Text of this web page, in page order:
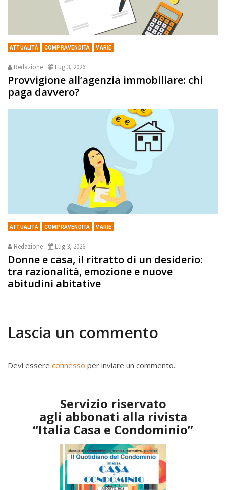
ATTUALITÀ COMPRAVENDITA VARIE
Redazione Lug 3, 2026
Provvigione all’agenzia immobiliare: chi
paga davvero?
ATTUALITÀ COMPRAVENDITA VARIE
Redazione Lug 3, 2026
Donne e casa, il ritratto di un desiderio:
tra razionalità, emozione e nuove
abitudini abitative
Lascia un commento
Devi essere connesso per inviare un commento.
Servizio riservato
agli abbonati alla rivista
“Italia Casa e Condominio”